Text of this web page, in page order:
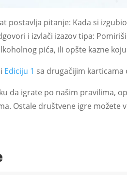
postavlja pitanje: Kada si
i izvlači izazov tipa:
pića, ili opšte kazne
Ediciju 1 sa drugačijim karticama
da igrate po našim pravilima,
Ostale društvene igre možete